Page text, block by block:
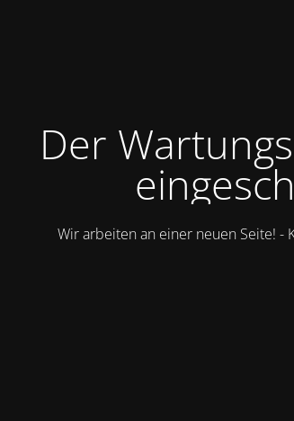
Der
Wir arbeiten an einer neuen Seite! -